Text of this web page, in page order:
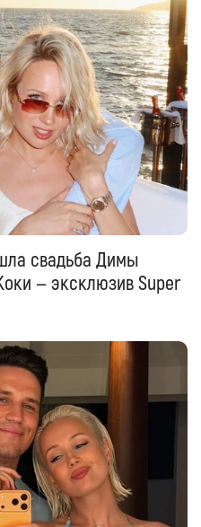
свадьба Димы
— эксклюзив Super